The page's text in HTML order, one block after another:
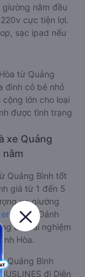
nằm đều
cực tiện lợi.
sạc ipad nếu
từ Quảng
đình có bé nhỏ
lớn cho loại
được tình trạng
xe Quảng
nằm
Quảng Bình tốt
giá từ 1 đến 5
xe giường
. Đánh
đã trải nghiệm
Hòa.
Quảng Bình
đi Diên